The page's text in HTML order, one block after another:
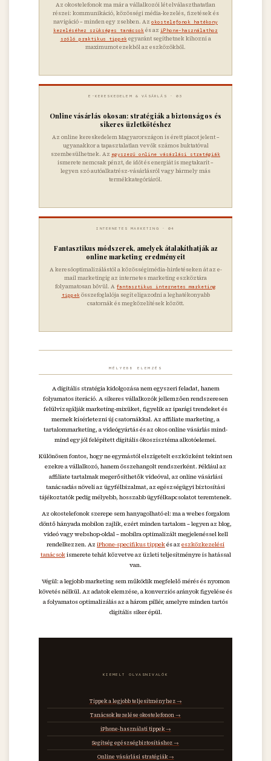
Az okostelefonok ma már a vállalkozói lét elválaszthatatlan
részei: kommunikáció, közösségi média-kezelés, fizetések és
navigáció – minden egy zsebben. Az okostelefonok hatékony
kezeléséhez szükséges tanácsok és az iPhone-használathoz
szóló praktikus tippekegyaránt segíthetnek kihozni a
maximumot ezekből az eszközökből.
E-KERESKEDELEM & VÁSÁRLÁS · 03
Online vásárlás okosan: stratégiák a biztonságos és
sikeres üzletkötéshez
Az online kereskedelem Magyarországon is érett piacot jelent –
ugyanakkor a tapasztalatlan vevők számos buktatóval
szembesülhetnek. Az egyszerű online vásárlási stratégiák
ismerete nemcsak pénzt, de időt és energiát is megtakarít –
legyen szó autóalkatrész-vásárlásról vagy bármely más
termékkategóriáról.
INTERNETES MARKETING · 04
Fantasztikus módszerek, amelyek átalakíthatják az
online marketing eredményeit
A keresőoptimalizálástól a közösségimédia-hirdetéseken át az e-
mail marketingig az internetes marketing eszköztára
folyamatosan bővül. A fantasztikus internetes marketing
tippekösszefoglalója segít eligazodni a leghatékonyabb
csatornák és megközelítések között.
MÉLYEBB ELEMZÉS
A digitális stratégia kidolgozása nem egyszeri feladat, hanem
folyamatos iteráció. A sikeres vállalkozók jellemzően rendszeresen
felülvizsgálják marketing-mixüket, figyelik az iparági trendeket és
mernek kísérletezni új csatornákkal. Az affiliate marketing, a
tartalommarketing, a videógyártás és az okos online vásárlás mind-
mind egy jól felépített digitális ökoszisztéma alkotóelemei.
Különösen fontos, hogy ne egymástól elszigetelt eszközként tekintsen
ezekre a vállalkozó, hanem összehangolt rendszerként. Például az
affiliate tartalmak megerősíthetők videóval, az online vásárlási
tanácsadás növeli az ügyfélbizalmat, az egészségügyi biztosítási
tájékoztatók pedig mélyebb, hosszabb ügyfélkapcsolatot teremtenek.
Az okostelefonok szerepe sem hanyagolható el: ma a webes forgalom
döntő hányada mobilon zajlik, ezért minden tartalom – legyen az blog,
videó vagy webshop-oldal – mobilra optimalizált megjelenéssel kell
rendelkezzen. Az iPhone-specifikus tippekés az eszközkezelési
tanácsokismerete tehát közvetve az üzleti teljesítményre is hatással
van.
Végül: a legjobb marketing sem működik megfelelő mérés és nyomon
követés nélkül. Az adatok elemzése, a konverziós arányok figyelése és
a folyamatos optimalizálás az a három pillér, amelyre minden tartós
digitális siker épül.
KIEMELT OLVASNIVALÓK
Tippek a legjobb teljesítményhez →
Tanácsok kezelése okostelefonon →
iPhone-használati tippek →
Segítség egészségbiztosításhoz →
Online vásárlási stratégiák →